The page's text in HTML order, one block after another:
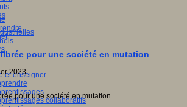
et enseigner
collaboratifs
pour une société en mutation
2023